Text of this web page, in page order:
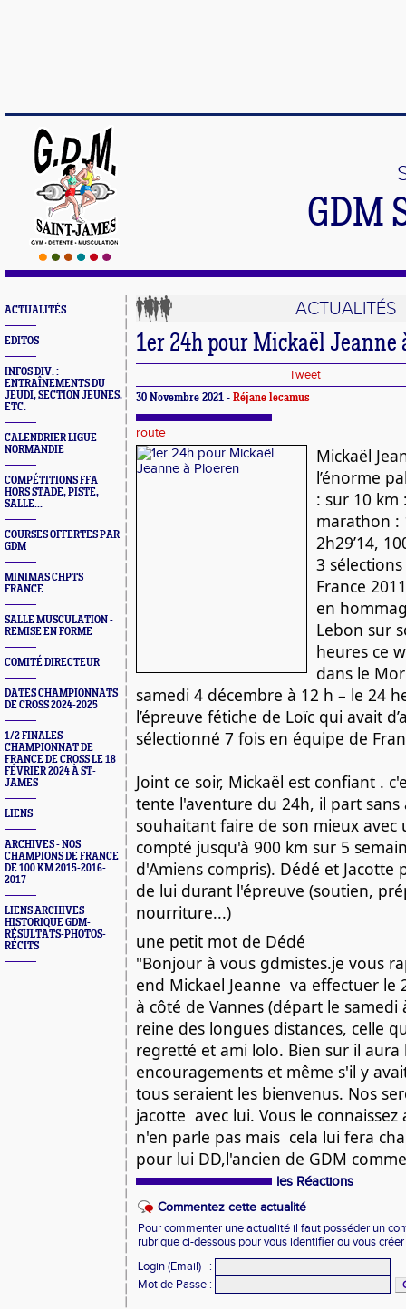
GDM
ACTUALITÉS
EDITOS
INFOS DIV. :
ENTRAÎNEMENTS DU
JEUDI, SECTION JEUNES,
ETC.
CALENDRIER LIGUE
NORMANDIE
COMPÉTITIONS FFA
HORS STADE, PISTE,
SALLE...
COURSES OFFERTES PAR
GDM
MINIMAS CHPTS
FRANCE
SALLE MUSCULATION -
REMISE EN FORME
COMITÉ DIRECTEUR
DATES CHAMPIONNATS
DE CROSS 2024-2025
1/2 FINALES
CHAMPIONNAT DE
FRANCE DE CROSS LE 18
FÉVRIER 2024 À ST-
JAMES
LIENS
ARCHIVES - NOS
CHAMPIONS DE FRANCE
DE 100 KM 2015-2016-
2017
LIENS ARCHIVES
HISTORIQUE GDM-
RÉSULTATS-PHOTOS-
RÉCITS
ACTUALITÉS
1er 24h pour Mickaël Jeanne
Tweet
30 Novembre 2021 - Réjane lecamus
route
Mickaël
l’énorme
: sur 10 km
marathon :
2h29’14,
3
France
en
Lebon sur
heures ce
dans le
samedi 4 décembre à 12 h – le 24
l’épreuve fétiche de Loïc qui avait
sélectionné 7 fois en équipe de
Joint ce soir, Mickaël est confiant .
tente l'aventure du 24h, il part
souhaitant faire de son mieux avec
compté jusqu'à 900 km sur 5
d'Amiens compris). Dédé et
de lui durant l'épreuve (soutien,
nourriture...)
une petit mot de Dédé
"Bonjour à vous gdmistes.je vous
end Mickael Jeanne  va effectuer le
à côté de Vannes (départ le
reine des longues distances, celle
regretté et ami lolo. Bien sur il aura
encouragements et même s'il y
tous seraient les bienvenus. Nos
jacotte  avec lui. Vous le connaissez
n'en parle pas mais  cela lui fera
pour lui DD,l'ancien de GDM
les Réactions
Commentez cette actualité
Pour commenter une actualité il faut posséder un
rubrique ci-dessous pour vous identifier ou vous
Login (Email)
:
Mot de Passe :